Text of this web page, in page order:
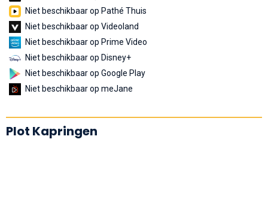
Niet beschikbaar op Pathé Thuis
Niet beschikbaar op Videoland
Niet beschikbaar op Prime Video
Niet beschikbaar op Disney+
Niet beschikbaar op Google Play
Niet beschikbaar op meJane
Plot Kapringen